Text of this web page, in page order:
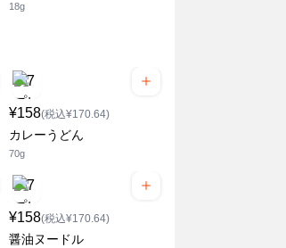
18g
¥158(税込¥170.64)
カレーうどん
70g
¥158(税込¥170.64)
醤油ヌードル